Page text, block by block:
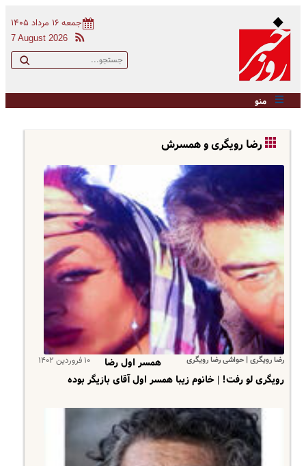
جمعه ۱۶ مرداد ۱۴۰۵
7 August 2026
منو
رضا رویگری و همسرش
رضا رویگری | حواشی رضا رویگری ۱۰ فروردین ۱۴۰۲
همسر اول رضا
رویگری لو رفت! | خانوم زیبا همسر اول آقای بازیگر بوده